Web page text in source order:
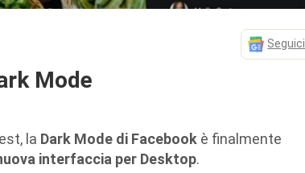
Seguici
Mode
la Dark Mode di Facebook è finalmente
interfaccia per Desktop.